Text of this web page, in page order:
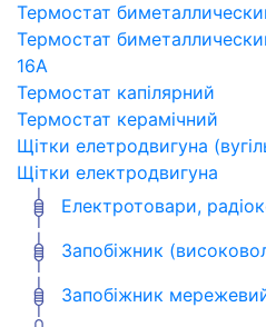
Термостат
Термостат
16A
Термостат капілярний
Термостат керамічний
Щітки елетродвигуна
Щітки електродвигуна
Електротовари,
Запобіжник
Запобіжник